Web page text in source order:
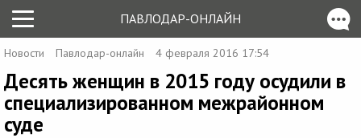
ПАВЛОДАР-ОНЛАЙН
Новости Павлодар-онлайн 4 февраля 2016 17:54
Десять женщин в 2015 году осудили в
специализированном межрайонном
суде